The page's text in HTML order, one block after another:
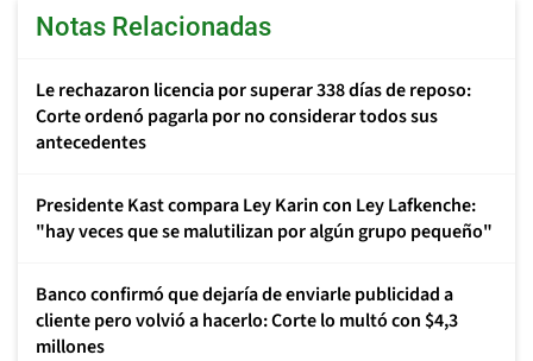
Notas Relacionadas
Le rechazaron licencia por superar 338 días de reposo:
Corte ordenó pagarla por no considerar todos sus
antecedentes
Presidente Kast compara Ley Karin con Ley Lafkenche:
"hay veces que se malutilizan por algún grupo pequeño"
Banco confirmó que dejaría de enviarle publicidad a
cliente pero volvió a hacerlo: Corte lo multó con $4,3
millones